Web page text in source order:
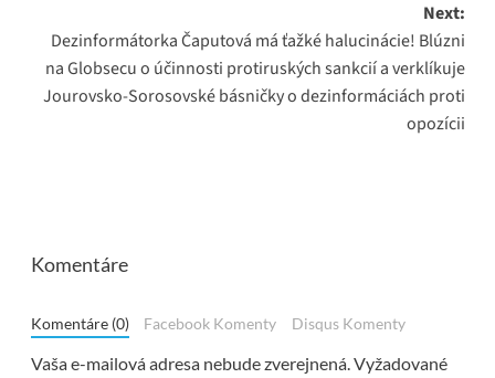
Next:
Dezinformátorka Čaputová má ťažké halucinácie! Blúzni
na Globsecu o účinnosti protiruských sankcií a verklíkuje
Jourovsko-Sorosovské básničky o dezinformáciách proti
opozícii
Komentáre
Komentáre (0) Facebook Komenty Disqus Komenty
Vaša e-mailová adresa nebude zverejnená.Vyžadované